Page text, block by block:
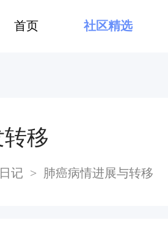
首页 社区精选
移
记 > 肺癌病情进展与转移